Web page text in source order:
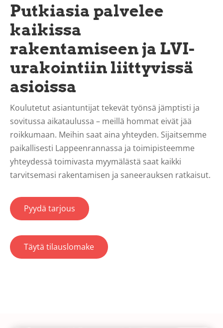
Putkiasia palvelee
kaikissa
rakentamiseen ja LVI-
urakointiin liittyvissä
asioissa
Koulutetut asiantuntijat tekevät työnsä jämptisti ja
sovitussa aikataulussa – meillä hommat eivät jää
roikkumaan. Meihin saat aina yhteyden. Sijaitsemme
paikallisesti Lappeenrannassa ja toimipisteemme
yhteydessä toimivasta myymälästä saat kaikki
tarvitsemasi rakentamisen ja saneerauksen ratkaisut.
Pyydä tarjous
Täytä tilauslomake